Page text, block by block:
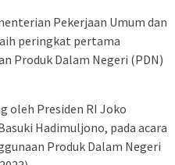
Pekerjaan Umum dan
peringkat pertama
Produk Dalam Negeri (PDN)
oleh Presiden RI Joko
Hadimuljono, pada acara
Produk Dalam Negeri